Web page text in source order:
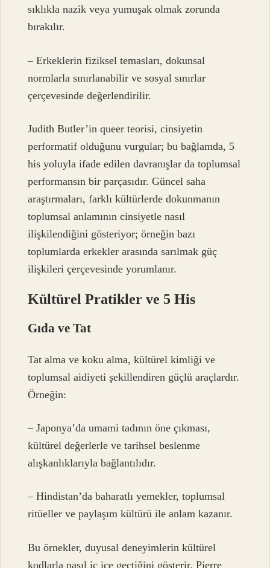
sıklıkla nazik veya yumuşak olmak zorunda
bırakılır.
– Erkeklerin fiziksel temasları, dokunsal
normlarla sınırlanabilir ve sosyal sınırlar
çerçevesinde değerlendirilir.
Judith Butler’in queer teorisi, cinsiyetin
performatif olduğunu vurgular; bu bağlamda, 5
his yoluyla ifade edilen davranışlar da toplumsal
performansın bir parçasıdır. Güncel saha
araştırmaları, farklı kültürlerde dokunmanın
toplumsal anlamının cinsiyetle nasıl
ilişkilendiğini gösteriyor; örneğin bazı
toplumlarda erkekler arasında sarılmak güç
ilişkileri çerçevesinde yorumlanır.
Kültürel Pratikler ve 5 His
Gıda ve Tat
Tat alma ve koku alma, kültürel kimliği ve
toplumsal aidiyeti şekillendiren güçlü araçlardır.
Örneğin:
– Japonya’da umami tadının öne çıkması,
kültürel değerlerle ve tarihsel beslenme
alışkanlıklarıyla bağlantılıdır.
– Hindistan’da baharatlı yemekler, toplumsal
ritüeller ve paylaşım kültürü ile anlam kazanır.
Bu örnekler, duyusal deneyimlerin kültürel
kodlarla nasıl iç içe geçtiğini gösterir. Pierre